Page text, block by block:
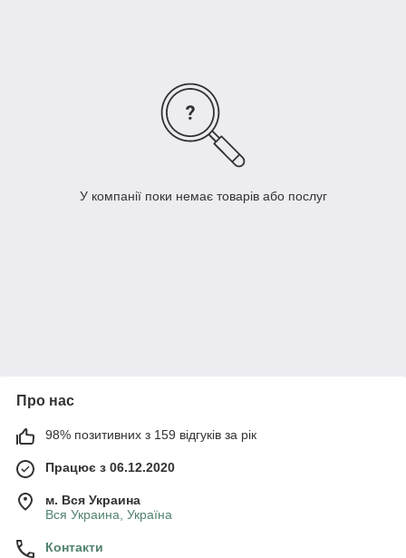
У компанії поки немає товарів або послуг
Про нас
98% позитивних з 159 відгуків за рік
Працює з 06.12.2020
м. Вся Украина
Вся Украина, Україна
Контакти